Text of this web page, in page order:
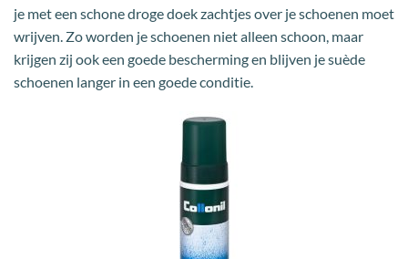
je met een schone droge doek zachtjes over je schoenen moet
wrijven. Zo worden je schoenen niet alleen schoon, maar
krijgen zij ook een goede bescherming en blijven je suède
schoenen langer in een goede conditie.